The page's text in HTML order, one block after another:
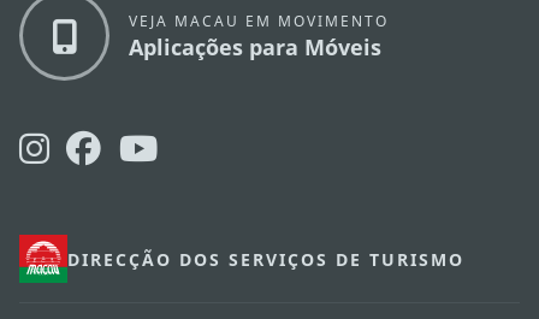
DIRECÇÃO DOS SERVIÇOS DE TURISMO
VEJA MACAU EM MOVIMENTO
Aplicações para Móveis